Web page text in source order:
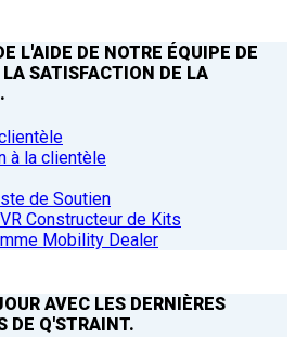
L'AIDE DE NOTRE ÉQUIPE DE
SATISFACTION DE LA
à la clientèle
de Soutien
Constructeur de Kits
Mobility Dealer
AVEC LES DERNIÈRES
DE Q'STRAINT.